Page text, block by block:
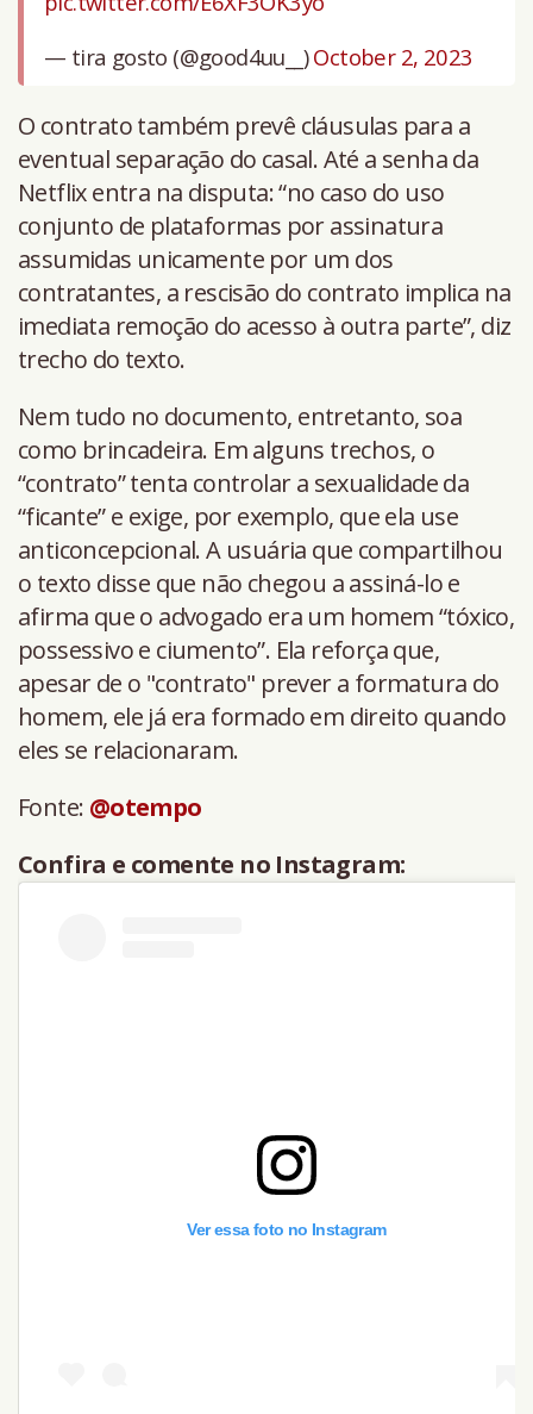
— tira gosto (@good4uu__)October 2, 2023
O contrato também prevê cláusulas para a
eventual separação do casal. Até a senha da
Netflix entra na disputa: “no caso do uso
conjunto de plataformas por assinatura
assumidas unicamente por um dos
contratantes, a rescisão do contrato implica na
imediata remoção do acesso à outra parte”, diz
trecho do texto.
Nem tudo no documento, entretanto, soa
como brincadeira. Em alguns trechos, o
“contrato” tenta controlar a sexualidade da
“ficante” e exige, por exemplo, que ela use
anticoncepcional. A usuária que compartilhou
o texto disse que não chegou a assiná-lo e
afirma que o advogado era um homem “tóxico,
possessivo e ciumento”. Ela reforça que,
apesar de o "contrato" prever a formatura do
homem, ele já era formado em direito quando
eles se relacionaram.
Fonte: @otempo
Confira e comente no Instagram:
Ver essa foto no Instagram